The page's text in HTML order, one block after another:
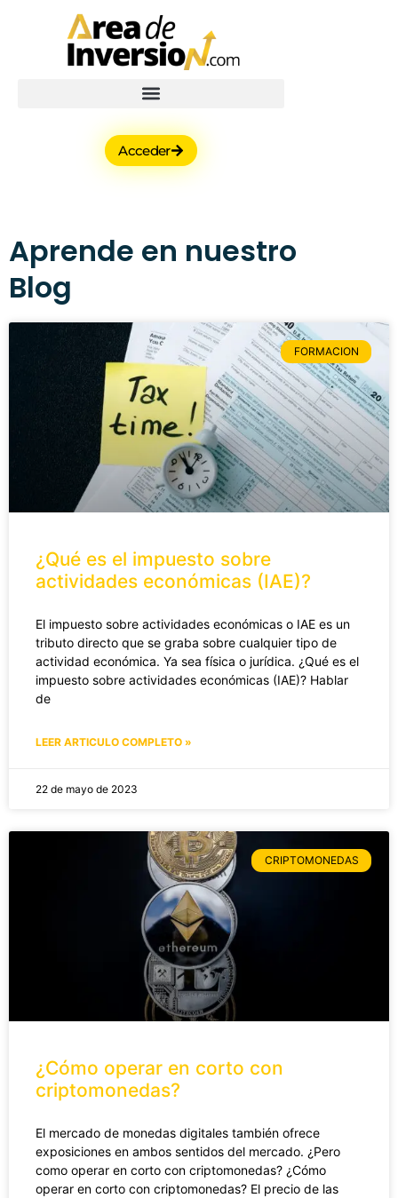
Acceder
Aprende en nuestro
Blog
FORMACION
¿Qué es el impuesto sobre
actividades económicas (IAE)?
El impuesto sobre actividades económicas o IAE es un
tributo directo que se graba sobre cualquier tipo de
actividad económica. Ya sea física o jurídica. ¿Qué es el
impuesto sobre actividades económicas (IAE)? Hablar
de
LEER ARTICULO COMPLETO »
22 de mayo de 2023
CRIPTOMONEDAS
¿Cómo operar en corto con
criptomonedas?
El mercado de monedas digitales también ofrece
exposiciones en ambos sentidos del mercado. ¿Pero
como operar en corto con criptomonedas? ¿Cómo
operar en corto con criptomonedas? El precio de las